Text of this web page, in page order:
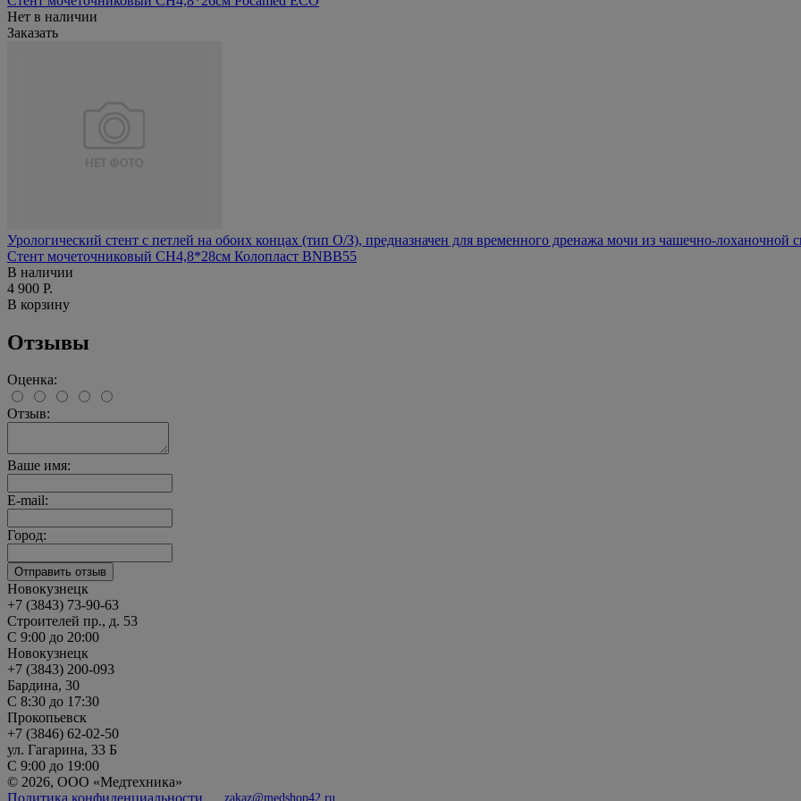
Нет в наличии
Заказать
Урологический стент с петлей на обоих концах (тип О/З), предназначен для временного дренажа мочи из чашечно-лоханочной
Стент мочеточниковый СН4,8*28см Колопласт BNBB55
В наличии
4 900 Р.
В корзину
Отзывы
Оценка:
Отзыв:
Ваше имя:
E-mail:
Город:
Новокузнецк
+7 (3843) 73-90-63
Строителей пр., д. 53
С 9:00 до 20:00
Новокузнецк
+7 (3843) 200-093
Бардина, 30
С 8:30 до 17:30
Прокопьевск
+7 (3846) 62-02-50
ул. Гагарина, 33 Б
С 9:00 до 19:00
© 2026, ООО «Медтехника»
zakaz@medshop42.ru